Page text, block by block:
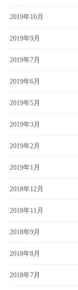
2019年10月
2019年9月
2019年7月
2019年6月
2019年5月
2019年3月
2019年2月
2019年1月
2018年12月
2018年11月
2018年9月
2018年8月
2018年7月